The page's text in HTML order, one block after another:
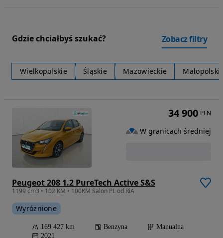
Gdzie chciałbyś szukać? Zobacz filtry
Wielkopolskie Śląskie Mazowieckie
Peugeot 208 1.2 PureTech Active S&S
1199 cm3 • 102 KM • 100KM Salon PL od RiA
Wyróżnione
169 427 km Benzyna
Manualna
2021
34 900 PLN
W granicach średniej